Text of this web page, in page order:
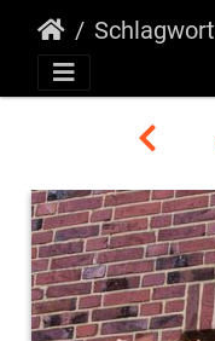
Schlagwort